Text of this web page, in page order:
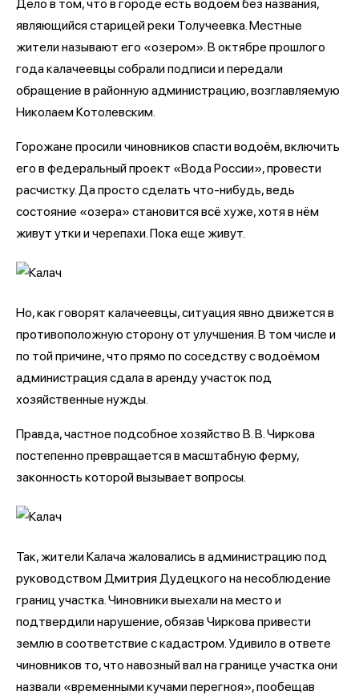
Дело в том, что в городе есть водоём без названия,
являющийся старицей реки Толучеевка. Местные
жители называют его «озером». В октябре прошлого
года калачеевцы собрали подписи и передали
обращение в районную администрацию, возглавляемую
Николаем Котолевским.
Горожане просили чиновников спасти водоём, включить
его в федеральный проект «Вода России», провести
расчистку. Да просто сделать что-нибудь, ведь
состояние «озера» становится всё хуже, хотя в нём
живут утки и черепахи. Пока еще живут.
Но, как говорят калачеевцы, ситуация явно движется в
противоположную сторону от улучшения. В том числе и
по той причине, что прямо по соседству с водоёмом
администрация сдала в аренду участок под
хозяйственные нужды.
Правда, частное подсобное хозяйство В. В. Чиркова
постепенно превращается в масштабную ферму,
законность которой вызывает вопросы.
Так, жители Калача жаловались в администрацию под
руководством Дмитрия Дудецкого на несоблюдение
границ участка. Чиновники выехали на место и
подтвердили нарушение, обязав Чиркова привести
землю в соответствие с кадастром. Удивило в ответе
чиновников то, что навозный вал на границе участка они
назвали «временными кучами перегноя», пообещав